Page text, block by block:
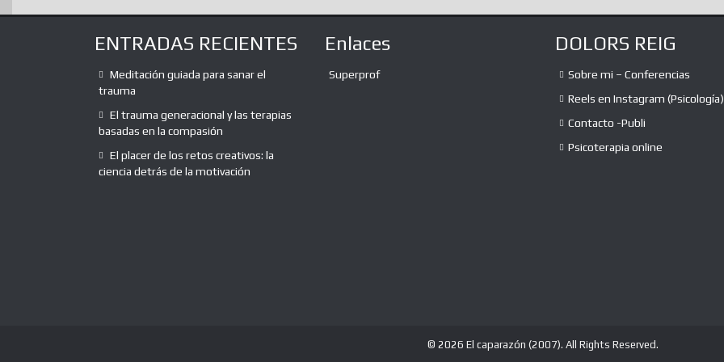
ENTRADAS RECIENTES
Meditación guiada para sanar el
trauma
El trauma generacional y las terapias
basadas en la compasión
El placer de los retos creativos: la
ciencia detrás de la motivación
Enlaces
Superprof
DOLORS REIG
Sobre mi – Conferencias
Reels en Instagram (Psicología)
Contacto -Publi
Psicoterapia online
© 2026 El caparazón (2007). All Rights Reserved.